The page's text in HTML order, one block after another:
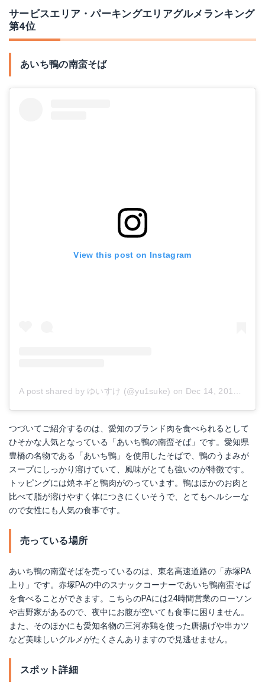
サービスエリア・パーキングエリアグルメランキング
第4位
あいち鴨の南蛮そば
View this post on Instagram
A post shared by ゆいすけ (@yu1suke) on Dec 14, 2016 at 2:01am PST
つづいてご紹介するのは、愛知のブランド肉を食べられるとして
ひそかな人気となっている「あいち鴨の南蛮そば」です。愛知県
豊橋の名物である「あいち鴨」を使用したそばで、鴨のうまみが
スープにしっかり溶けていて、風味がとても強いのが特徴です。
トッピングには焼ネギと鴨肉がのっています。鴨はほかのお肉と
比べて脂が溶けやすく体につきにくいそうで、とてもヘルシーな
ので女性にも人気の食事です。
売っている場所
あいち鴨の南蛮そばを売っているのは、東名高速道路の「赤塚PA
上り」です。赤塚PAの中のスナックコーナーであいち鴨南蛮そば
を食べることができます。こちらのPAには24時間営業のローソン
や吉野家があるので、夜中にお腹が空いても食事に困りません。
また、そのほかにも愛知名物の三河赤鶏を使った唐揚げや串カツ
など美味しいグルメがたくさんありますので見逃せません。
スポット詳細